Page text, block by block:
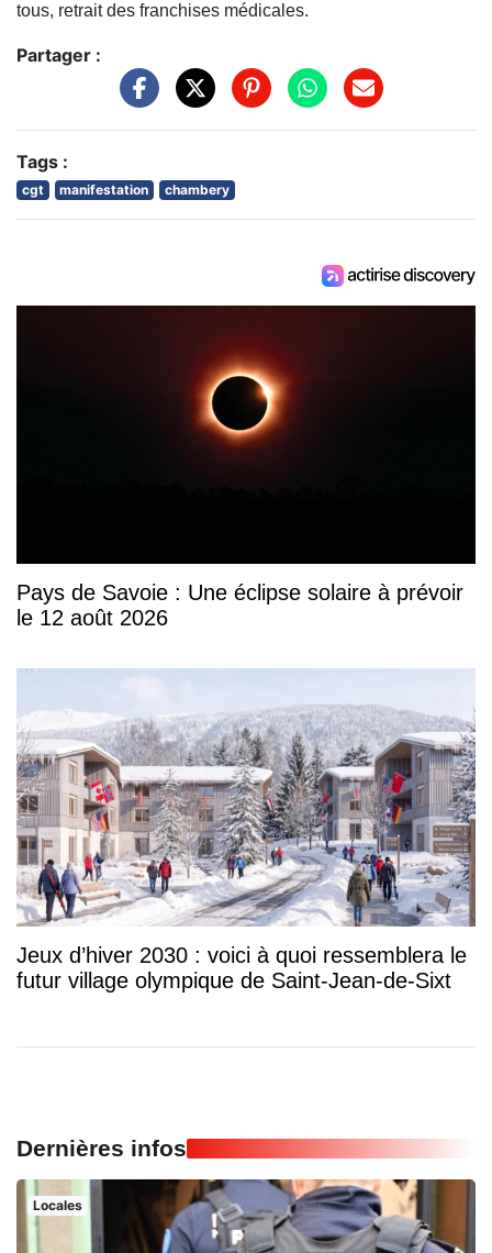
tous, retrait des franchises médicales.
Partager :
Tags :
cgt manifestation chambery
Pays de Savoie : Une éclipse solaire à prévoir
le 12 août 2026
Jeux d’hiver 2030 : voici à quoi ressemblera le
futur village olympique de Saint-Jean-de-Sixt
Dernières infos
Locales